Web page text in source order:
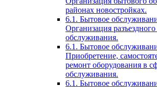
районах новостройках.
6.1. Бытовое
Организация
обслуживания.
6.1. Бытовое
Приобретение,
ремонт оборудования в
обслуживания.
6.1. Бытовое